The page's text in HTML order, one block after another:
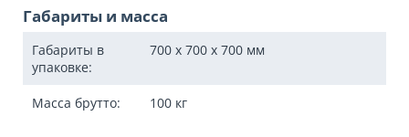
Габариты и масса
Габариты в
упаковке:
700 x 700 x 700 мм
Масса брутто: 100 кг